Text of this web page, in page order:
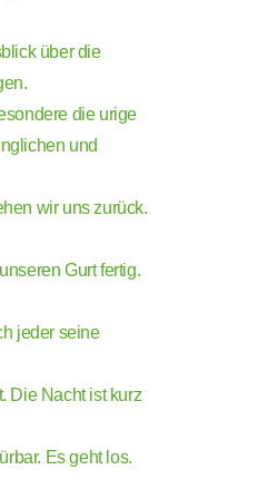
über die
die urige
und
wir uns zurück.
Gurt fertig.
jeder seine
Die Nacht ist kurz
Es geht los.